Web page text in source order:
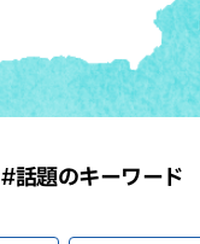
#話題のキーワード